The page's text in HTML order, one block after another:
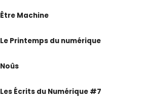
Être Machine
Le Printemps du numérique
Noûs
Les Écrits du Numérique #7